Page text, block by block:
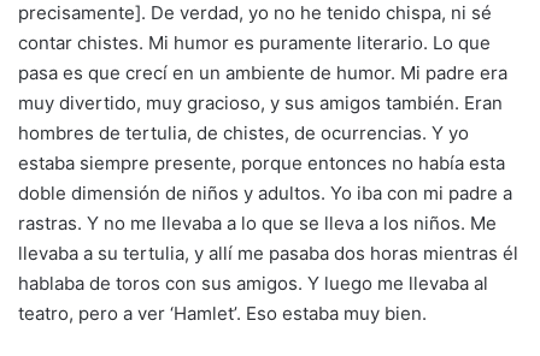
precisamente]. De verdad, yo no he tenido chispa, ni sé
contar chistes. Mi humor es puramente literario. Lo que
pasa es que crecí en un ambiente de humor. Mi padre era
muy divertido, muy gracioso, y sus amigos también. Eran
hombres de tertulia, de chistes, de ocurrencias. Y yo
estaba siempre presente, porque entonces no había esta
doble dimensión de niños y adultos. Yo iba con mi padre a
rastras. Y no me llevaba a lo que se lleva a los niños. Me
llevaba a su tertulia, y allí me pasaba dos horas mientras él
hablaba de toros con sus amigos. Y luego me llevaba al
teatro, pero a ver ‘Hamlet’. Eso estaba muy bien.